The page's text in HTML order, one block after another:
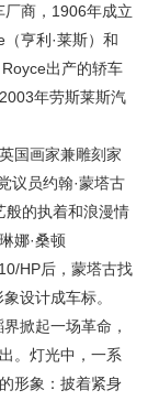
商，1906年成立
亨利·莱斯）和
出产的轿车
年劳斯莱斯汽
国画家兼雕刻家
议员约翰·蒙塔古
般的执着和浪漫情
娜·桑顿
HP后，蒙塔古找
设计成车标。
掀起一场革命，
。灯光中，一系
形象：披着紧身